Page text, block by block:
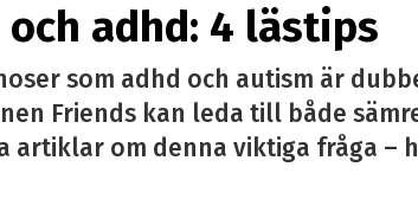
adhd: 4 lästips
som adhd och autism är
Friends kan leda till både
artiklar om denna viktiga fråga –